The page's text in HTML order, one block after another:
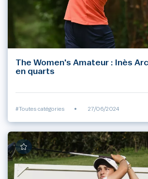
The Women's Amateur : Inès
en quarts
#Toutes catégories • 27/06/2024